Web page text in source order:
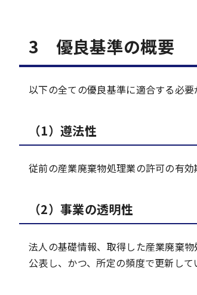
3 優良基準の概要
以下の全ての優良基準に適合する必要
（1）遵法性
従前の産業廃棄物処理業の許可の有
（2）事業の透明性
法人の基礎情報、取得した産業廃棄
公表し、かつ、所定の頻度で更新して